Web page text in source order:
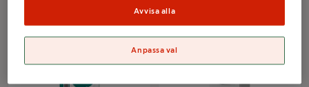
Avvisa alla
Anpassa val